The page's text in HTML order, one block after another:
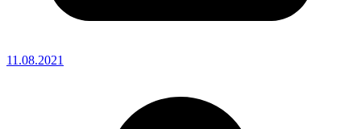
11.08.2021